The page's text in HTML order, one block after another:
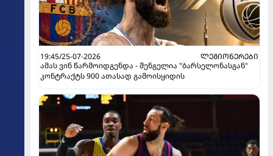
19:45/25-07-2026
ᲚᲔᲒᲘᲝᲜᲔᲠᲔᲑᲘ
ამას ვინ წარმოიდგენდა - შენგელია "ბარსელონასგან"
კონტრაქტს 900 ათასად გამოისყიდის